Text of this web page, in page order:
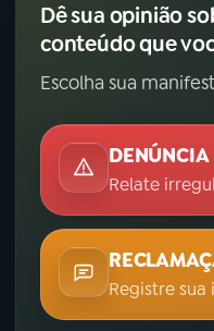
Dê sua opinião
conteúdo que
Escolha sua
DENÚNCIA
Relate
Registre sua